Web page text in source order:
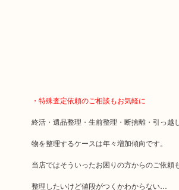
・特殊査定依頼のご相談もお気軽に
終活・遺品整理・生前整理・断捨離・引っ越
物を整理するケースは年々増加傾向です。
当店ではそういったお困りの方からのご依頼
整理したいけど値段がつくかわからない…